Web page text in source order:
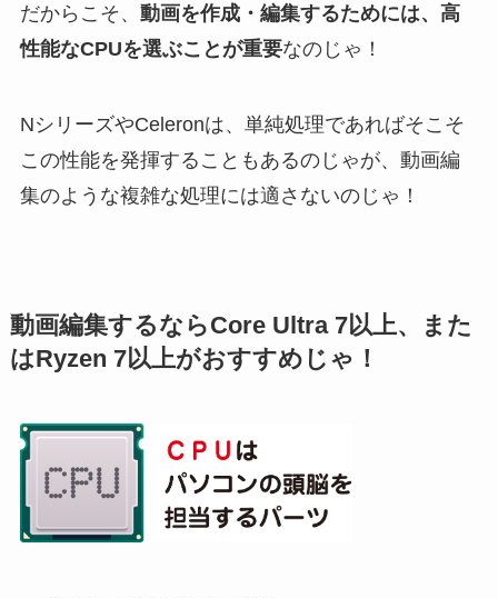
だからこそ、 動画を作成・編集するためには、高
性能なCPUを選ぶことが重要なのじゃ！
NシリーズやCeleronは、単純処理であればそこそ
この性能を発揮することもあるのじゃが、動画編
集のような複雑な処理には適さないのじゃ！
動画編集するならCore Ultra 7以上、また
はRyzen 7以上がおすすめじゃ！